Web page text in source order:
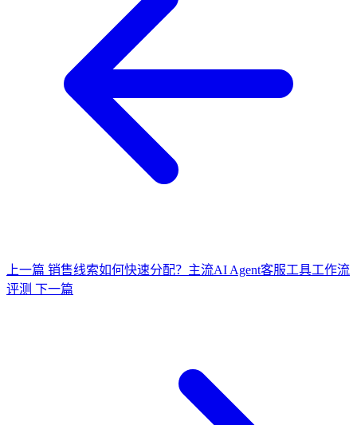
上一篇 销售线索如何快速分配？主流AI Agent客服工具工作流
评测 下一篇